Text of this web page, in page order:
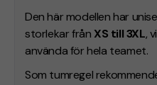
Den här modellen har
storlekar från XS till 3XL,
använda för hela teamet.
Som tumregel